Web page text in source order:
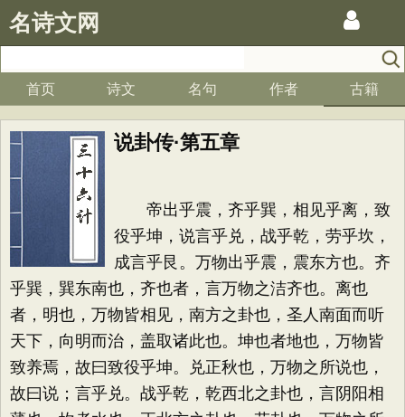
名诗文网
首页 诗文 名句 作者 古籍
说卦传·第五章
帝出乎震，齐乎巽，相见乎离，致
役乎坤，说言乎兑，战乎乾，劳乎坎，
成言乎艮。万物出乎震，震东方也。齐
乎巽，巽东南也，齐也者，言万物之洁齐也。离也
者，明也，万物皆相见，南方之卦也，圣人南面而听
天下，向明而治，盖取诸此也。坤也者地也，万物皆
致养焉，故曰致役乎坤。兑正秋也，万物之所说也，
故曰说；言乎兑。战乎乾，乾西北之卦也，言阴阳相